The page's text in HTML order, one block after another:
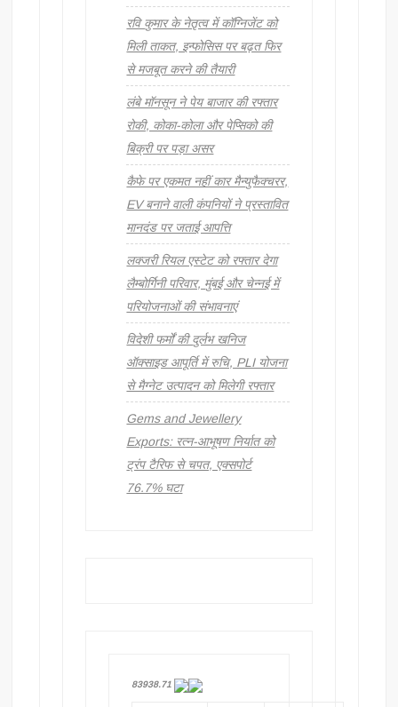
रवि कुमार के नेतृत्व में कॉग्निजेंट को
मिली ताकत, इन्फोसिस पर बढ़त फिर
से मजबूत करने की तैयारी
लंबे मॉनसून ने पेय बाजार की रफ्तार
रोकी, कोका-कोला और पेप्सिको की
बिक्री पर पड़ा असर
कैफे पर एकमत नहीं कार मैन्युफैक्चरर,
EV बनाने वाली कंपनियों ने प्रस्तावित
मानदंड पर जताई आपत्ति
लक्जरी रियल एस्टेट को रफ्तार देगा
लैम्बोर्गिनी परिवार, मुंबई और चेन्नई में
परियोजनाओं की संभावनाएं
विदेशी फर्मों की दुर्लभ खनिज
ऑक्साइड आपूर्ति में रुचि, PLI योजना
से मैग्नेट उत्पादन को मिलेगी रफ्तार
Gems and Jewellery
Exports: रत्न-आभूषण निर्यात को
ट्रंप टैरिफ से चपत, एक्सपोर्ट
76.7% घटा
83938.71